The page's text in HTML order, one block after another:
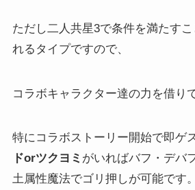
ただし二人共星3で条件を満たす
れるタイプですので、
コラボキャラクター達の力を借り
特にコラボストーリー開始で即ゲ
ドorツクヨミ がいればバフ・デバ
土属性魔法でゴリ押しが可能です。